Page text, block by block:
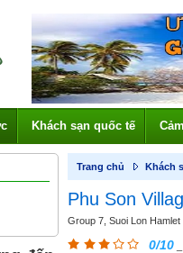
Khách sạn quốc tế
Trang chủ Khách
Phu Son
Group 7, Suoi Lon
0/10